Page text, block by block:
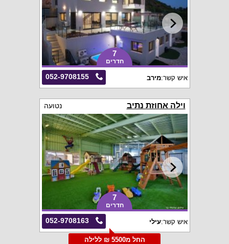
7
חדרים
052-9708155 איש קשר:מירב
וילה אחוזת נתיב נטועה
7
חדרים
052-9708163 איש קשר:עילי
החל מ5500 ₪ ללילה